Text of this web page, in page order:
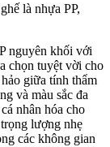
là nhựa PP,
nguyên khối với
chọn tuyệt vời cho
giữa tính thẩm
và màu sắc đa
nhân hóa cho
lượng nhẹ
các không gian